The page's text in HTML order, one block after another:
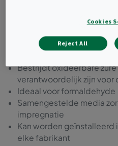
gassen aan te pakken
voor corrosie van
controleapparatuur in
Bestrijdt oxideerbare
verantwoordelijk zijn voor
Ideaal voor formaldehyde
Samengestelde media
impregnatie
Kan worden geïnstalleerd
elke fabrikant
Cookies
Reject All